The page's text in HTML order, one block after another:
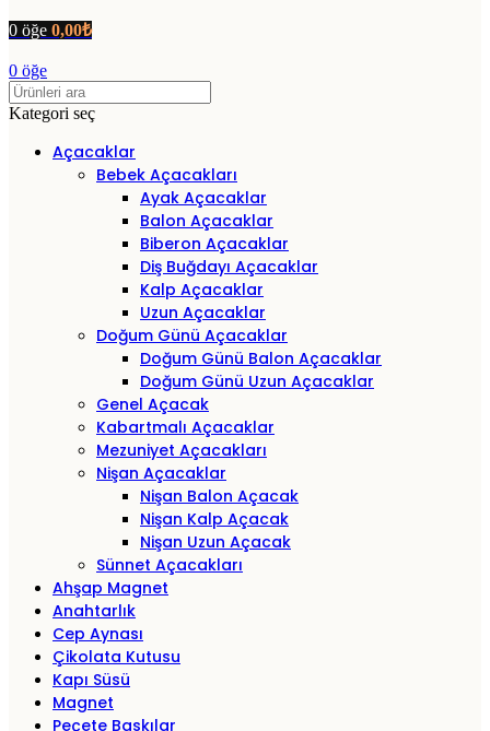
0 öğe 0,00₺
0 öğe
Kategori seç
Açacaklar
Bebek Açacakları
Ayak Açacaklar
Balon Açacaklar
Biberon Açacaklar
Diş Buğdayı Açacaklar
Kalp Açacaklar
Uzun Açacaklar
Doğum Günü Açacaklar
Doğum Günü Balon Açacaklar
Doğum Günü Uzun Açacaklar
Genel Açacak
Kabartmalı Açacaklar
Mezuniyet Açacakları
Nişan Açacaklar
Nişan Balon Açacak
Nişan Kalp Açacak
Nişan Uzun Açacak
Sünnet Açacakları
Ahşap Magnet
Anahtarlık
Cep Aynası
Çikolata Kutusu
Kapı Süsü
Magnet
Peçete Baskılar